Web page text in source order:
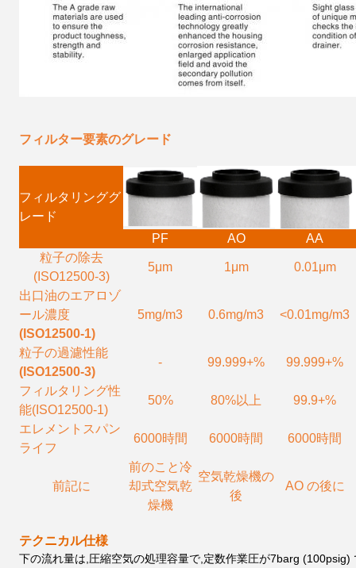
フィルター要素のグレード
フィルタリンググ
レード
PF
AO
AA
粒子の除去
(ISO12500-3)
5μm 1μm 0.01μm
出口油のエアロゾ
ール濃度
(ISO12500-1)
5mg/m3 0.6mg/m3 <0.01mg/m3
粒子の過濾性能
(ISO12500-3)
- 99.999+% 99.999+%
フィルタリング性
能(ISO12500-1)
50% 80%以上 99.9+%
エレメントスパン
ライフ
6000時間 6000時間 6000時間
前記に
前のこと冷
却式空気乾
燥機
空気乾燥機の
後
AO の後に
テクニカル仕様
下の流れ量は,圧縮空気の処理容量で,定数作業圧が7barg (100psig)